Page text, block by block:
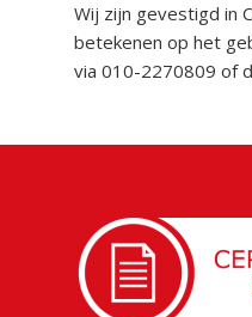
Wij zijn gevestigd in
betekenen op het
via 010-2270809 of